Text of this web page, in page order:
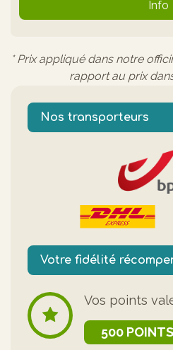
Info
* Prix appliqué dans notre
rapport au prix
Nos transporteurs
Votre fidélité
Vos points
500